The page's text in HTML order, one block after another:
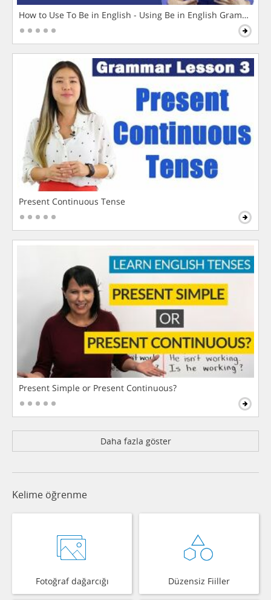
How to Use To Be in English - Using Be in English Grammar
Present Continuous Tense
Present Simple or Present Continuous?
Daha fazla göster
Kelime öğrenme
Fotoğraf dağarcığı Düzensiz Fiiller